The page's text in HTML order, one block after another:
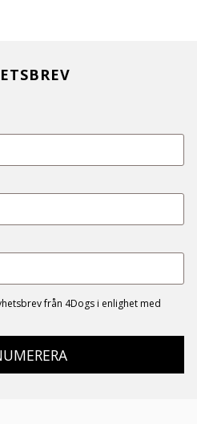
från 4Dogs i enlighet med